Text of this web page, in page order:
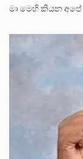
මා මෙහි කියන අපේ